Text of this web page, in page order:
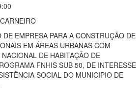
DE EMPRESA PARA A CONSTRUÇÃO DE
EM ÁREAS URBANAS COM
DE HABITAÇÃO DE
FNHIS SUB 50, DE INTERESSE
SOCIAL DO MUNICIPIO DE